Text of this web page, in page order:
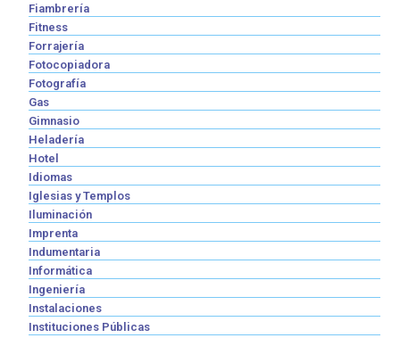
Fiambrería
Fitness
Forrajería
Fotocopiadora
Fotografía
Gas
Gimnasio
Heladería
Hotel
Idiomas
Iglesias y Templos
Iluminación
Imprenta
Indumentaria
Informática
Ingeniería
Instalaciones
Instituciones Públicas